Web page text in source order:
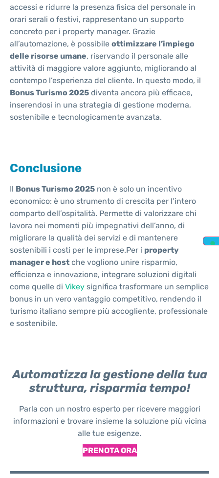
accessi e ridurre la presenza fisica del personale in
orari serali o festivi, rappresentano un supporto
concreto per i property manager. Grazie
all’automazione, è possibile ottimizzare l’impiego
delle risorse umane, riservando il personale alle
attività di maggiore valore aggiunto, migliorando al
contempo l’esperienza del cliente. In questo modo, il
Bonus Turismo 2025 diventa ancora più efficace,
inserendosi in una strategia di gestione moderna,
sostenibile e tecnologicamente avanzata.
Conclusione
Il Bonus Turismo 2025 non è solo un incentivo
economico: è uno strumento di crescita per l’intero
comparto dell’ospitalità. Permette di valorizzare chi
lavora nei momenti più impegnativi dell’anno, di
migliorare la qualità dei servizi e di mantenere
sostenibili i costi per le imprese.Per i property
manager e host che vogliono unire risparmio,
efficienza e innovazione, integrare soluzioni digitali
come quelle di Vikey significa trasformare un semplice
bonus in un vero vantaggio competitivo, rendendo il
turismo italiano sempre più accogliente, professionale
e sostenibile.
Automatizza la gestione della tua
struttura, risparmia tempo!
Parla con un nostro esperto per ricevere maggiori
informazioni e trovare insieme la soluzione più vicina
alle tue esigenze.
PRENOTA ORA